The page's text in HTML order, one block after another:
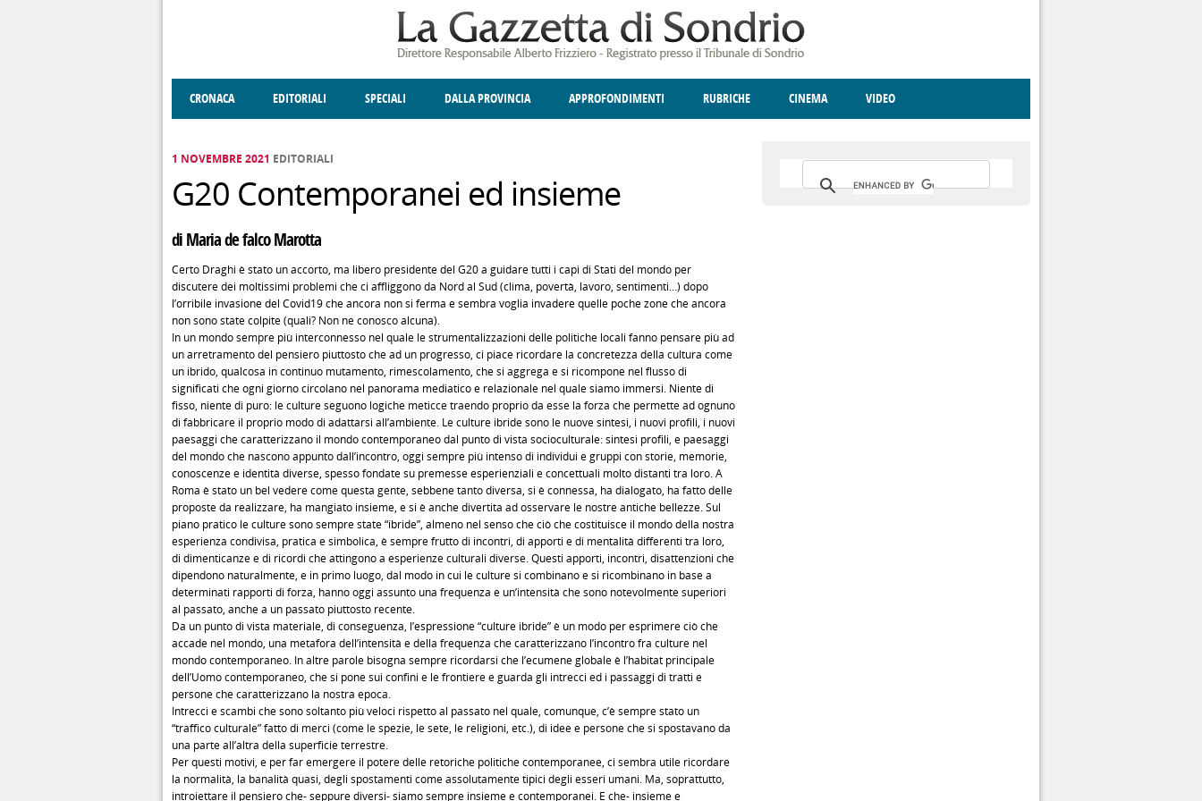
CRONACA EDITORIALI SPECIALI DALLA PROVINCIA APPROFONDIMENTI RUBRICHE CINEMA VIDEO
1 NOVEMBRE 2021 EDITORIALI
G20 Contemporanei ed insieme
di Maria de falco Marotta
Certo Draghi è stato un accorto, ma libero presidente del G20 a guidare tutti i capi di Stati del mondo per
discutere dei moltissimi problemi che ci affliggono da Nord al Sud (clima, povertà, lavoro, sentimenti…) dopo
l’orribile invasione del Covid19 che ancora non si ferma e sembra voglia invadere quelle poche zone che ancora
non sono state colpite (quali? Non ne conosco alcuna).
In un mondo sempre più interconnesso nel quale le strumentalizzazioni delle politiche locali fanno pensare più ad
un arretramento del pensiero piuttosto che ad un progresso, ci piace ricordare la concretezza della cultura come
un ibrido, qualcosa in continuo mutamento, rimescolamento, che si aggrega e si ricompone nel flusso di
significati che ogni giorno circolano nel panorama mediatico e relazionale nel quale siamo immersi. Niente di
fisso, niente di puro: le culture seguono logiche meticce traendo proprio da esse la forza che permette ad ognuno
di fabbricare il proprio modo di adattarsi all’ambiente. Le culture ibride sono le nuove sintesi, i nuovi profili, i nuovi
paesaggi che caratterizzano il mondo contemporaneo dal punto di vista socioculturale: sintesi profili, e paesaggi
del mondo che nascono appunto dall’incontro, oggi sempre più intenso di individui e gruppi con storie, memorie,
conoscenze e identità diverse, spesso fondate su premesse esperienziali e concettuali molto distanti tra loro. A
Roma è stato un bel vedere come questa gente, sebbene tanto diversa, si è connessa, ha dialogato, ha fatto delle
proposte da realizzare, ha mangiato insieme, e si è anche divertita ad osservare le nostre antiche bellezze. Sul
piano pratico le culture sono sempre state “ibride”, almeno nel senso che ciò che costituisce il mondo della nostra
esperienza condivisa, pratica e simbolica, è sempre frutto di incontri, di apporti e di mentalità differenti tra loro,
di dimenticanze e di ricordi che attingono a esperienze culturali diverse. Questi apporti, incontri, disattenzioni che
dipendono naturalmente, e in primo luogo, dal modo in cui le culture si combinano e si ricombinano in base a
determinati rapporti di forza, hanno oggi assunto una frequenza e un’intensità che sono notevolmente superiori
al passato, anche a un passato piuttosto recente.
Da un punto di vista materiale, di conseguenza, l’espressione “culture ibride” è un modo per esprimere ciò che
accade nel mondo, una metafora dell’intensità e della frequenza che caratterizzano l’incontro fra culture nel
mondo contemporaneo. In altre parole bisogna sempre ricordarsi che l’ecumene globale è l’habitat principale
dell’Uomo contemporaneo, che si pone sui confini e le frontiere e guarda gli intrecci ed i passaggi di tratti e
persone che caratterizzano la nostra epoca.
Intrecci e scambi che sono soltanto più veloci rispetto al passato nel quale, comunque, c’è sempre stato un
“traffico culturale” fatto di merci (come le spezie, le sete, le religioni, etc.), di idee e persone che si spostavano da
una parte all’altra della superficie terrestre.
Per questi motivi, e per far emergere il potere delle retoriche politiche contemporanee, ci sembra utile ricordare
la normalità, la banalità quasi, degli spostamenti come assolutamente tipici degli esseri umani. Ma, soprattutto,
introiettare il pensiero che- seppure diversi- siamo sempre insieme e contemporanei. E che- insieme e